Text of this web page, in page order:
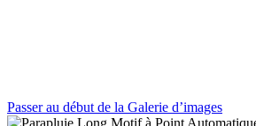
Passer au début de la Galerie d’images